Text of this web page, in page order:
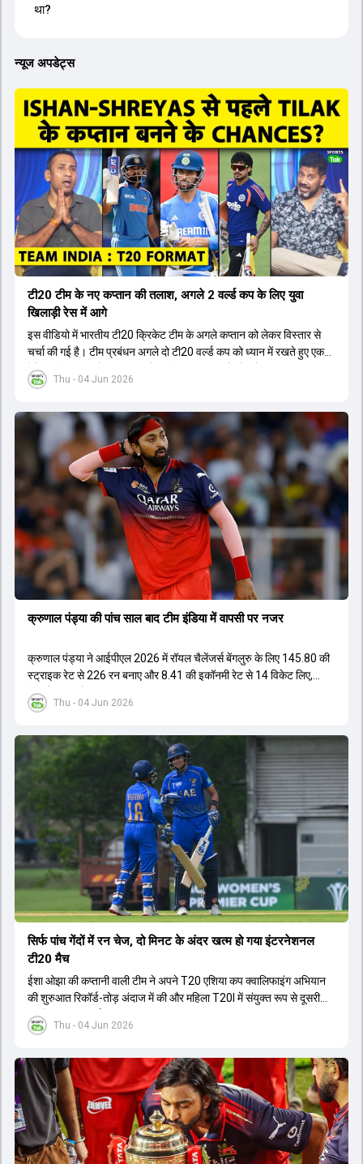
था?
न्यूज अपडेट्स
Thu - 04 Jun 2026
टी20 टीम के नए कप्तान की तलाश, अगले 2 वर्ल्ड कप के लिए युवा
खिलाड़ी रेस में आगे
इस वीडियो में भारतीय टी20 क्रिकेट टीम के अगले कप्तान को लेकर विस्तार से
चर्चा की गई है। टीम प्रबंधन अगले दो टी20 वर्ल्ड कप को ध्यान में रखते हुए एक
ऐसे युवा खिलाड़ी को कप्तान बनाने पर विचार कर रहा है जो लंबे समय तक टीम का
नेतृत्व कर सके। चर्चा में बताया गया है कि टी20 टीम को टेस्ट और वनडे टीम से
घरेलू क्रिकेट में कप्तानी का अनुभव है, जबकि कुछ ऐसे भी हैं जिनके पास अनुभव
नहीं है लेकिन उम्र उनके पक्ष में है। दूसरी ओर, कई दिग्गज और अनुभवी खिलाड़ी
इस कप्तानी की दौड़ से बाहर बताए जा रहे हैं। विकेटकीपर की भूमिका को लेकर भी
स्पष्टता दी गई है कि टी20 में ओपनिंग करने वाले विकेटकीपर को ही प्राथमिकता दी
जाएगी। टीम का मुख्य लक्ष्य एक ऐसा कप्तान चुनना है जो अगले चार से आठ साल
तक टीम की कमान संभाल सके।
Thu - 04 Jun 2026
क्रुणाल पंड्या की पांच साल बाद टीम इंडिया में वापसी पर नजर
क्रुणाल पंड्या ने आईपीएल 2026 में रॉयल चैलेंजर्स बेंगलुरु के लिए 145.80 की
स्ट्राइक रेट से 226 रन बनाए और 8.41 की इकॉनमी रेट से 14 विकेट लिए,
जिससे RCB ने अपना लगातार दूसरा IPL टाइटल जीता.
Thu - 04 Jun 2026
सिर्फ पांच गेंदों में रन चेज, दो मिनट के अंदर खत्म हो गया इंटरनेशनल
टी20 मैच
ईशा ओझा की कप्तानी वाली टीम ने अपने T20 एशिया कप क्वालिफाइंग अभियान
की शुरुआत रिकॉर्ड-तोड़ अंदाज में की और महिला T20I में संयुक्त रूप से दूसरी
सबसे बड़ी जीत दर्ज की.